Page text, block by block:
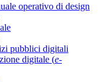
operativo di design
pubblici digitali
digitale (e-